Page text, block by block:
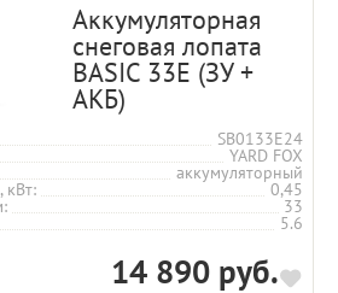
Аккумуляторная
снеговая лопата
BASIC 33E (ЗУ +
АКБ)
SB0133E24
YARD FOX
аккумуляторный
кВт 0,45
33
5.6
14 890 руб.